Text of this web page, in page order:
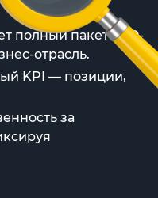
полный пакет SEO-
отрасль.
KPI — позиции,
за